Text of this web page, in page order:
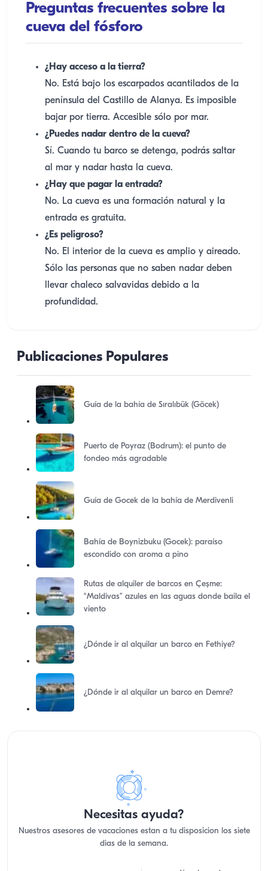
Preguntas frecuentes sobre la
cueva del fósforo
¿Hay acceso a la tierra?
No. Está bajo los escarpados acantilados de la
península del Castillo de Alanya. Es imposible
bajar por tierra. Accesible sólo por mar.
¿Puedes nadar dentro de la cueva?
Sí. Cuando tu barco se detenga, podrás saltar
al mar y nadar hasta la cueva.
¿Hay que pagar la entrada?
No. La cueva es una formación natural y la
entrada es gratuita.
¿Es peligroso?
No. El interior de la cueva es amplio y aireado.
Sólo las personas que no saben nadar deben
llevar chaleco salvavidas debido a la
profundidad.
Publicaciones Populares
Guía de la bahía de Sıralıbük (Göcek)
Puerto de Poyraz (Bodrum): el punto de
fondeo más agradable
Guía de Gocek de la bahía de Merdivenli
Bahía de Boynizbuku (Gocek): paraíso
escondido con aroma a pino
Rutas de alquiler de barcos en Çeşme:
“Maldivas” azules en las aguas donde baila el
viento
¿Dónde ir al alquilar un barco en Fethiye?
¿Dónde ir al alquilar un barco en Demre?
Necesitas ayuda?
Nuestros asesores de vacaciones estan a tu disposicion los siete
dias de la semana.